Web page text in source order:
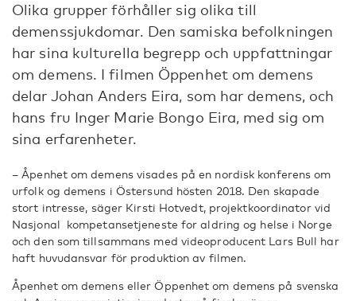
Olika grupper förhåller sig olika till
demenssjukdomar. Den samiska befolkningen
har sina kulturella begrepp och uppfattningar
om demens. I filmen Öppenhet om demens
delar Johan Anders Eira, som har demens, och
hans fru Inger Marie Bongo Eira, med sig om
sina erfarenheter.
– Åpenhet om demens visades på en nordisk konferens om
urfolk og demens i Östersund hösten 2018. Den skapade
stort intresse, säger Kirsti Hotvedt, projektkoordinator vid
Nasjonal kompetansetjeneste for aldring og helse i Norge
och den som tillsammans med videoproducent Lars Bull har
haft huvudansvar för produktion av filmen.
Åpenhet om demens eller Öppenhet om demens på svenska